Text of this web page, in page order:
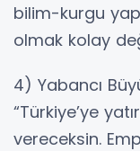
bilim-kurgu
olmak kolay
4) Yabancı
“Türkiye’ye
vereceksin.